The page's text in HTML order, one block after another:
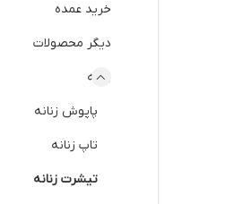
خرید عمده
دیگر محصولات
زنانه
پاپوش زنانه
تاپ زنانه
تیشرت زنانه